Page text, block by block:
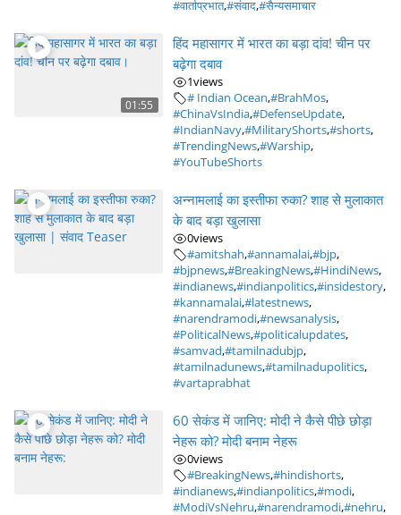
#वार्ताप्रभात,#संवाद,#सैन्यसमाचार
01:55
हिंद महासागर में भारत का बड़ा दांव! चीन पर
बढ़ेगा दबाव
1views
# Indian Ocean,#BrahMos,
#ChinaVsIndia,#DefenseUpdate,
#IndianNavy,#MilitaryShorts,#shorts,
#TrendingNews,#Warship,
#YouTubeShorts
अन्नामलाई का इस्तीफा रुका? शाह से मुलाकात
के बाद बड़ा खुलासा
0views
#amitshah,#annamalai,#bjp,
#bjpnews,#BreakingNews,#HindiNews,
#indianews,#indianpolitics,#insidestory,
#kannamalai,#latestnews,
#narendramodi,#newsanalysis,
#PoliticalNews,#politicalupdates,
#samvad,#tamilnadubjp,
#tamilnadunews,#tamilnadupolitics,
#vartaprabhat
60 सेकंड में जानिए: मोदी ने कैसे पीछे छोड़ा
नेहरू को? मोदी बनाम नेहरू
0views
#BreakingNews,#hindishorts,
#indianews,#indianpolitics,#modi,
#ModiVsNehru,#narendramodi,#nehru,